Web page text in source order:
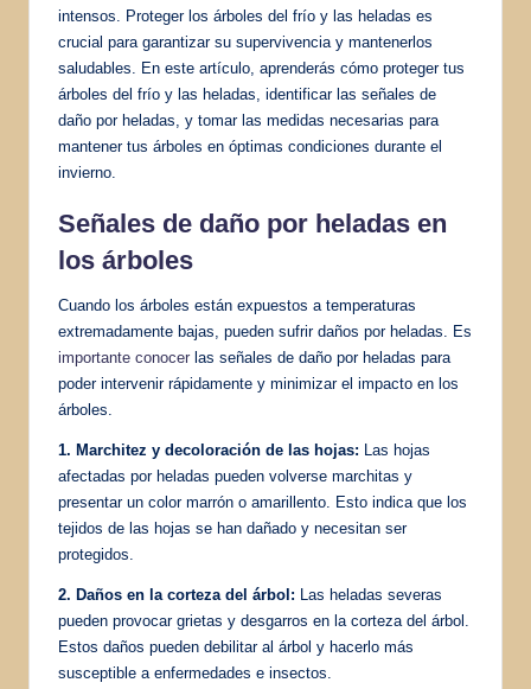
intensos. Proteger los árboles del frío y las heladas es
crucial para garantizar su supervivencia y mantenerlos
saludables. En este artículo, aprenderás cómo proteger tus
árboles del frío y las heladas, identificar las señales de
daño por heladas, y tomar las medidas necesarias para
mantener tus árboles en óptimas condiciones durante el
invierno.
Señales de daño por heladas en
los árboles
Cuando los árboles están expuestos a temperaturas
extremadamente bajas, pueden sufrir daños por heladas. Es
importante conocer las señales de daño por heladas para
poder intervenir rápidamente y minimizar el impacto en los
árboles.
1. Marchitez y decoloración de las hojas: Las hojas
afectadas por heladas pueden volverse marchitas y
presentar un color marrón o amarillento. Esto indica que los
tejidos de las hojas se han dañado y necesitan ser
protegidos.
2. Daños en la corteza del árbol: Las heladas severas
pueden provocar grietas y desgarros en la corteza del árbol.
Estos daños pueden debilitar al árbol y hacerlo más
susceptible a enfermedades e insectos.